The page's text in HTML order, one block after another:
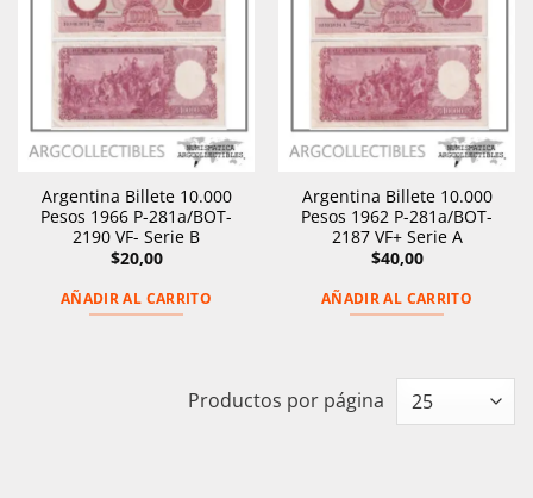
Argentina Billete 10.000
Pesos 1966 P-281a/BOT-
2190 VF- Serie B
$20,00
AÑADIR AL CARRITO
Argentina Billete 10.000
Pesos 1962 P-281a/BOT-
2187 VF+ Serie A
$40,00
AÑADIR AL CARRITO
Productos por página